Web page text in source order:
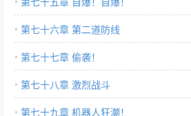
第七十六章 第二道防线
第七十七章 偷袭！
第七十八章 激烈战斗
第七十九章 机器人狂潮！